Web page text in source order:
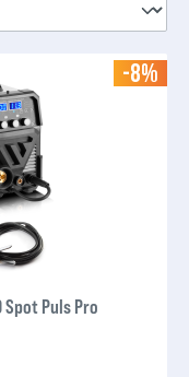
-8%
Spot Puls Pro